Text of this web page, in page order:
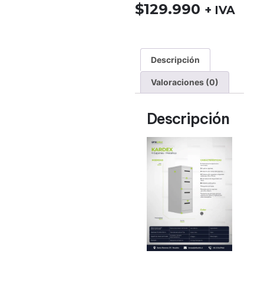
$129.990 + IVA
Descripción
Valoraciones (0)
Descripción